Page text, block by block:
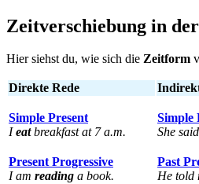
Zeitverschiebung in
Hier siehst du, wie sich die Zeitform
Direkte Rede
Simple Present
Ieatbreakfast at 7 a.m.
Simple
She
Present Progressive
I am reading a book.
Past
He told